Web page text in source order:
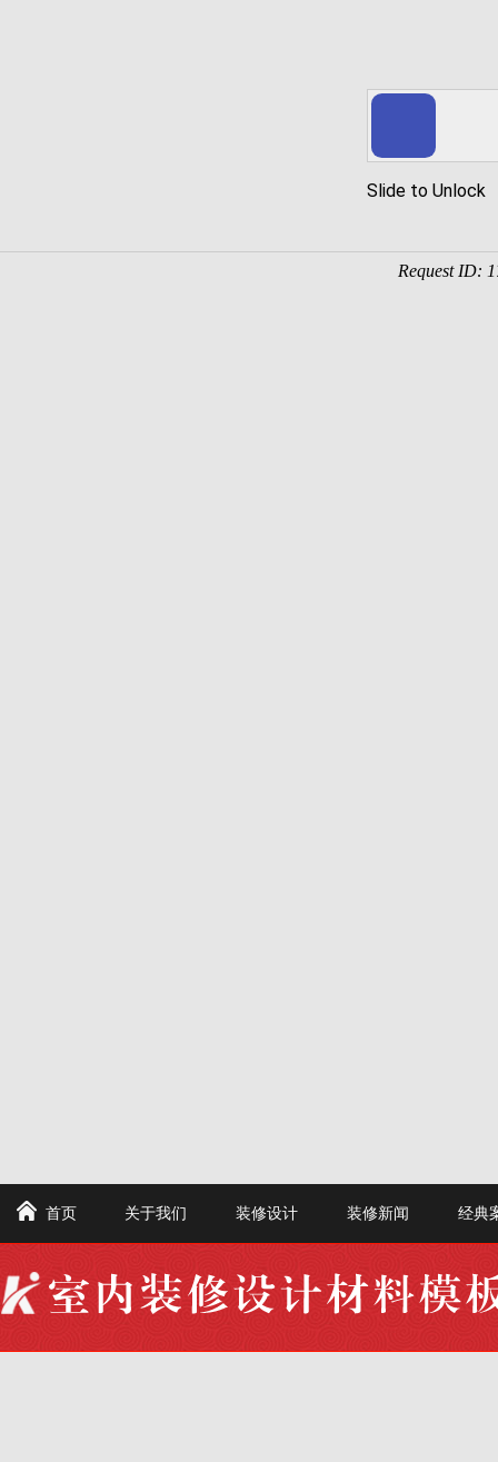
首页 关于我们 装修设计 装修新闻 经典